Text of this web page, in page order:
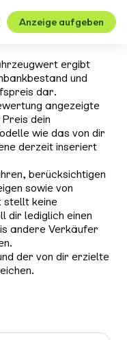
Anzeige aufgeben
ergibt
und
dar.
angezeigte
dein
wie das von dir
derzeit inseriert
berücksichtigen
sowie von
keine
dir lediglich einen
andere Verkäufer
der von dir erzielte